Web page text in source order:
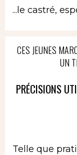
...le castré,
CES JEUNES
UN
PRÉCISIONS
Telle que